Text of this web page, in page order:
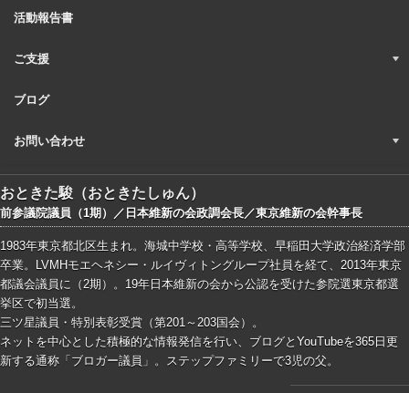
活動報告書
ご支援
ブログ
お問い合わせ
おときた駿（おときたしゅん）
前参議院議員（1期）／日本維新の会政調会長／東京維新の会幹事長
1983年東京都北区生まれ。海城中学校・高等学校、早稲田大学政治経済学部
卒業。LVMHモエヘネシー・ルイヴィトングループ社員を経て、2013年東京
都議会議員に（2期）。19年日本維新の会から公認を受けた参院選東京都選
挙区で初当選。
三ツ星議員・特別表彰受賞（第201～203国会）。
ネットを中心とした積極的な情報発信を行い、ブログとYouTubeを365日更
新する通称「ブロガー議員」。ステップファミリーで3児の父。